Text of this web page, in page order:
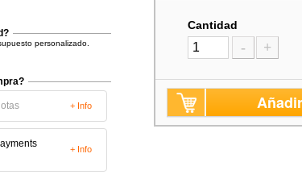
personalizado.
+ Info
+ Info
Cantidad
- +